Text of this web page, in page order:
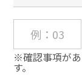
※確認事項が
す。